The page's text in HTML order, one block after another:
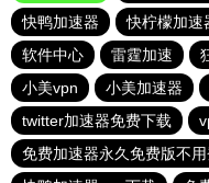
快鸭加速器
快柠檬加速
软件中心
雷霆加速
小美vpn
小美加速器
twitter加速器免费下载
免费加速器永久免费版不